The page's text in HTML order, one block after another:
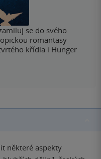
se do svého
romantasy
křídla i Hunger
některé aspekty